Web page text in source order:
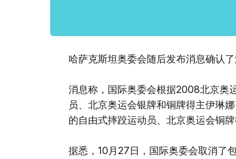
哈萨克斯坦奥委会随后发布消息确认
消息称，国际奥委会根据2008北京奥
员、北京奥运会银牌和铜牌得主伊琳
的自由式摔跤运动员、北京奥运会铜
据悉，10月27日，国际奥委会取消了